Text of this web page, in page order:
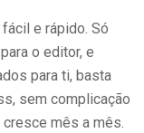
e rápido. Só
o editor, e
para ti, basta
sem complicação
mês a mês.